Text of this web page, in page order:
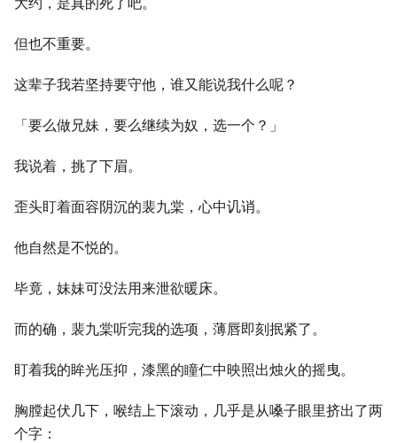
但也不重要。
这辈子我若坚持要守他，谁又能说我什么呢？
「要么做兄妹，要么继续为奴，选一个？」
我说着，挑了下眉。
歪头盯着面容阴沉的裴九棠，心中讥诮。
他自然是不悦的。
毕竟，妹妹可没法用来泄欲暖床。
而的确，裴九棠听完我的选项，薄唇即刻抿紧了。
盯着我的眸光压抑，漆黑的瞳仁中映照出烛火的摇曳。
胸膛起伏几下，喉结上下滚动，几乎是从嗓子眼里挤出了两
个字：